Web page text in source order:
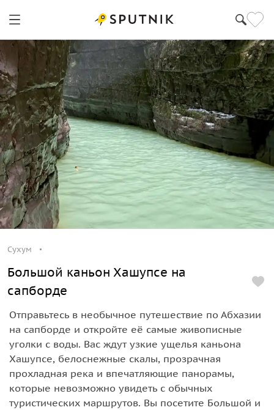
Сухум
Большой каньон Хашупсе на
сапборде
Отправьтесь в необычное путешествие по Абхазии
на сапборде и откройте её самые живописные
уголки с воды. Вас ждут узкие ущелья каньона
Хашупсе, белоснежные скалы, прозрачная
прохладная река и впечатляющие панорамы,
которые невозможно увидеть с обычных
туристических маршрутов. Вы посетите Большой и